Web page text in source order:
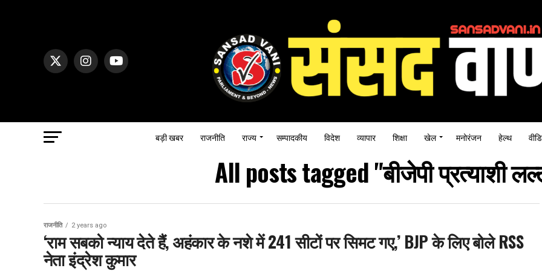
बड़ी खबर राजनीति राज्य सम्पादकीय विदेश व्यापार शिक्षा खेल मनोरंजन हेल्थ
All posts tagged "बीजेपी प्रत्याशी
राजनीति 2 years ago
‘राम सबको न्याय देते हैं, अहंकार के नशे में 241 सीटों पर सिमट गए,’ BJP के लिए बोले RSS
नेता इंद्रेश कुमार